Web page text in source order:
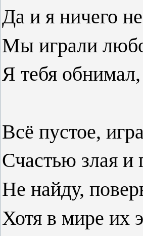
Да и я ничего
Мы играли
Я тебя
Всё пустое,
Счастью злая и
Не найду,
Хотя в мире их